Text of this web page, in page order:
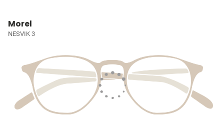
Morel
NESVIK 3